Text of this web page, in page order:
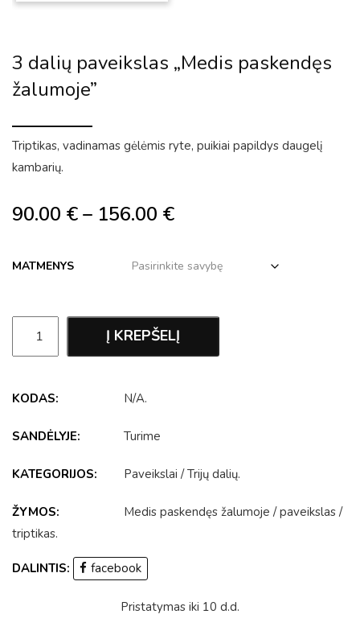
3 dalių paveikslas „Medis paskendęs
žalumoje”
Triptikas, vadinamas gėlėmis ryte, puikiai papildys daugelį
kambarių.
90.00 €– 156.00 €
MATMENYS
Į KREPŠELĮ
KODAS: N/A.
SANDĖLYJE: Turime
KATEGORIJOS: Paveikslai /Trijų dalių.
ŽYMOS: Medis paskendęs žalumoje /paveikslas /
triptikas.
DALINTIS: facebook
Pristatymas iki 10 d.d.